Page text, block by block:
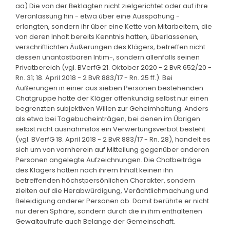
aa) Die von der Beklagten nicht zielgerichtet oder auf ihre
Veranlassung hin - etwa über eine Ausspähung -
erlangten, sondern ihr über eine Kette von Mitarbeitern, die
von deren Inhalt bereits Kenntnis hatten, überlassenen,
verschriftlichten Äußerungen des Klägers, betreffen nicht
dessen unantastbaren Intim-, sondern allenfalls seinen
Privatbereich (vgl. BVerfG 21. Oktober 2020 - 2 BvR 652/20 -
Rn. 31; 18. April 2018 - 2 BvR 883/17 - Rn. 25 ff.). Bei
Äußerungen in einer aus sieben Personen bestehenden
Chatgruppe hatte der Kläger offenkundig selbst nur einen
begrenzten subjektiven Willen zur Geheimhaltung. Anders
als etwa bei Tagebucheinträgen, bei denen im Übrigen
selbst nicht ausnahmslos ein Verwertungsverbot besteht
(vgl. BVerfG 18. April 2018 - 2 BvR 883/17 - Rn. 28), handelt es
sich um von vornherein auf Mitteilung gegenüber anderen
Personen angelegte Aufzeichnungen. Die Chatbeiträge
des Klägers hatten nach ihrem Inhalt keinen ihn
betreffenden höchstpersönlichen Charakter, sondern
zielten auf die Herabwürdigung, Verächtlichmachung und
Beleidigung anderer Personen ab. Damit berührte er nicht
nur deren Sphäre, sondern durch die in ihm enthaltenen
Gewaltaufrufe auch Belange der Gemeinschaft.